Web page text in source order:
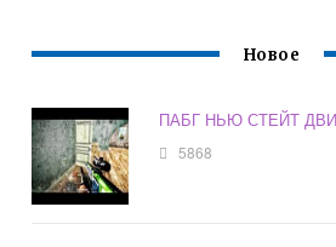
Новое
ПАБГ НЬЮ СТЕЙТ
5868